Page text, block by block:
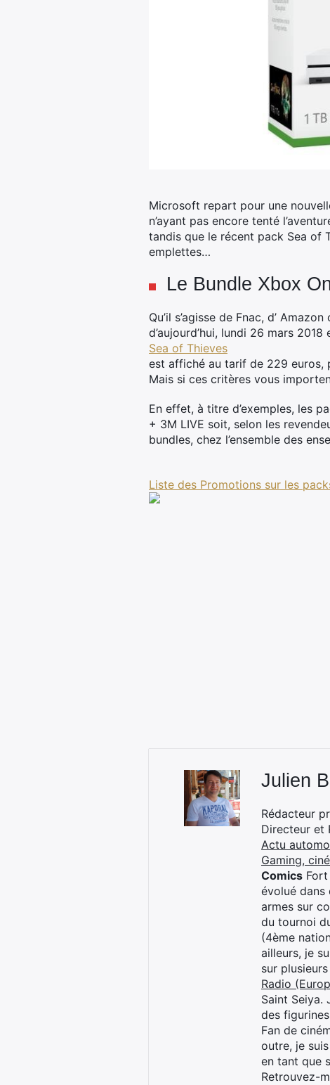
Microsoft repart pour une
n’ayant pas encore tenté
tandis que le récent pack Sea of
emplettes…
Le Bundle Xbox
Qu’il s’agisse de Fnac, d’
d’aujourd’hui, lundi 26 mars
Sea of Thieves
est affiché au tarif de 229 euros,
Mais si ces critères vous
En effet, à titre d’exemples, les
+ 3M LIVE soit, selon les
bundles, chez l’ensemble des
Liste des Promotions sur les
Julien
Rédacteur
Directeur et
Actu
Gaming,
Comics
évolué dans
armes sur
du tournoi
(4ème
ailleurs, je
sur
Radio
Saint Seiya.
des
Fan de
outre, je
en tant que
Retrouvez-